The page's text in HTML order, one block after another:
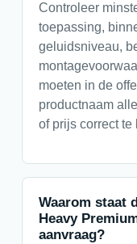
Controleer
toepassing,
geluidsniveau,
moeten in de
productnaam
of prijs correct te
Waarom staat
Heavy
aanvraag?